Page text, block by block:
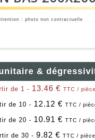
: photo non contractuelle
&
de 1 - 13.46 € TTC / pièce
de 10 - 12.12 € TTC /
de 20 - 10.91 € TTC /
de 30 - 9.82 € TTC / pièce